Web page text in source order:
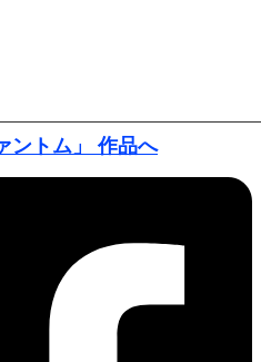
ントム」 作品へ